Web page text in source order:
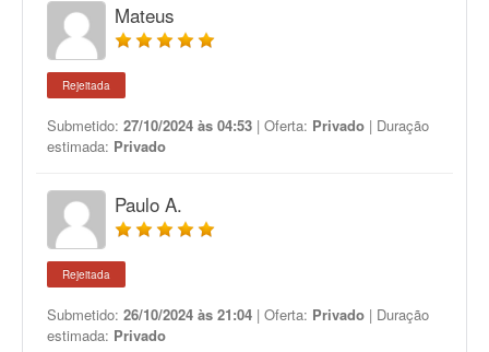
Mateus
Rejeitada
Submetido: 27/10/2024 às 04:53 | Oferta: Privado | Duração
estimada: Privado
Paulo A.
Rejeitada
Submetido: 26/10/2024 às 21:04 | Oferta: Privado | Duração
estimada: Privado